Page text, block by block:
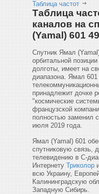
Таблица частот
Таблица
каналов на
(Yamal) 601
Спутник Ямал
орбитальной
долготы, имеет на
диапазона. Ямал 601
принадлежит дочке
"космические
французской
полностью заменил
июля 2019 года.
Ямал (Yamal) 601
спутниковую связь,
телевидению в C-
Интернету
Триколор
всю Украину,
Калининградскую
Западную Сибирь.